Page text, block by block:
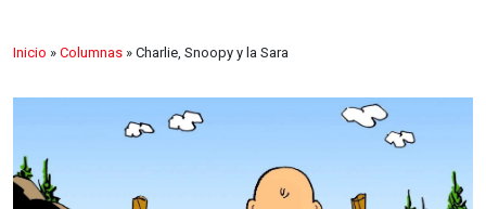
Inicio » Columnas » Charlie, Snoopy y la Sara